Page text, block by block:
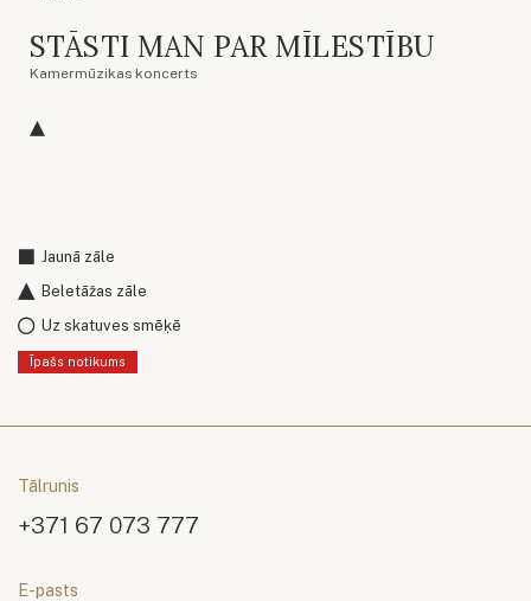
STĀSTI MAN PAR MĪLESTĪBU
Kamermūzikas koncerts
Jaunā zāle
Beletāžas zāle
Uz skatuves smēķē
Īpašs notikums
Tālrunis
+371 67 073 777
E-pasts